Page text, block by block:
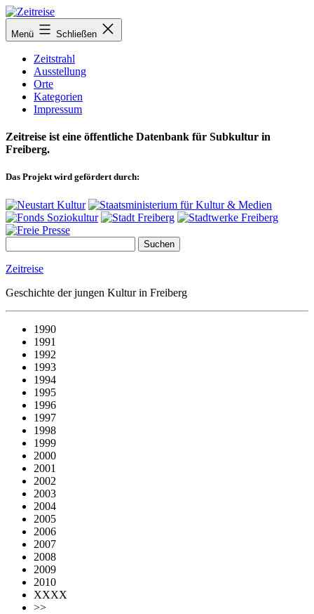
Zum
Inhalt
springen
Menü Schließen
Zeitstrahl
Ausstellung
Orte
Kategorien
Impressum
Zeitreise ist eine öffentliche Datenbank für Subkultur in
Freiberg.
Das Projekt wird gefördert durch:
Zeitreise
Geschichte der jungen Kultur in Freiberg
1990
1991
1992
1993
1994
1995
1996
1997
1998
1999
2000
2001
2002
2003
2004
2005
2006
2007
2008
2009
2010
XXXX
>>